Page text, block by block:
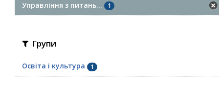
Управління з питань... 1
Групи
Освіта і культура 1